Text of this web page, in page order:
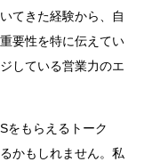
てきた経験から、自
要性を特に伝えてい
している営業力のエ
をもらえるトーク
かもしれません。私